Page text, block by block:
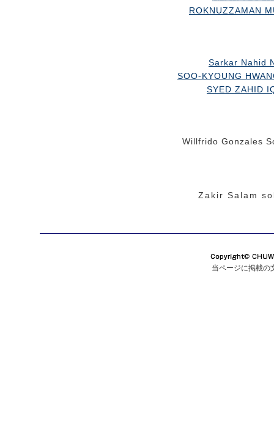
ROKNUZZAMAN
Sarkar Nahid
SOO-KYOUNG
SYED ZAHID
Willfrido Gonzales
Zakir Salam
当ページに掲載の